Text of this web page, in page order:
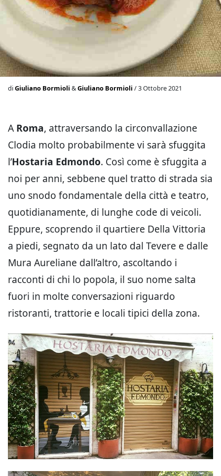
diGiuliano Bormioli &Giuliano Bormioli / 3 Ottobre 2021
A Roma, attraversando la circonvallazione
Clodia molto probabilmente vi sarà sfuggita
l’Hostaria Edmondo. Così come è sfuggita a
noi per anni, sebbene quel tratto di strada sia
uno snodo fondamentale della città e teatro,
quotidianamente, di lunghe code di veicoli.
Eppure, scoprendo il quartiere Della Vittoria
a piedi, segnato da un lato dal Tevere e dalle
Mura Aureliane dall’altro, ascoltando i
racconti di chi lo popola, il suo nome salta
fuori in molte conversazioni riguardo
ristoranti, trattorie e locali tipici della zona.